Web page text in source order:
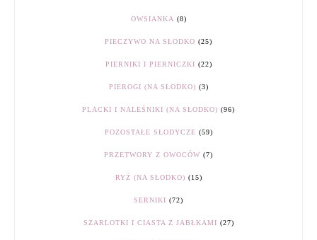
OWSIANKA (8)
PIECZYWO NA SŁODKO (25)
PIERNIKI I PIERNICZKI (22)
PIEROGI (NA SŁODKO) (3)
PLACKI I NALEŚNIKI (NA SŁODKO) (96)
POZOSTAŁE SŁODYCZE (59)
PRZETWORY Z OWOCÓW (7)
RYŻ (NA SŁODKO) (15)
SERNIKI (72)
SZARLOTKI I CIASTA Z JABŁKAMI (27)